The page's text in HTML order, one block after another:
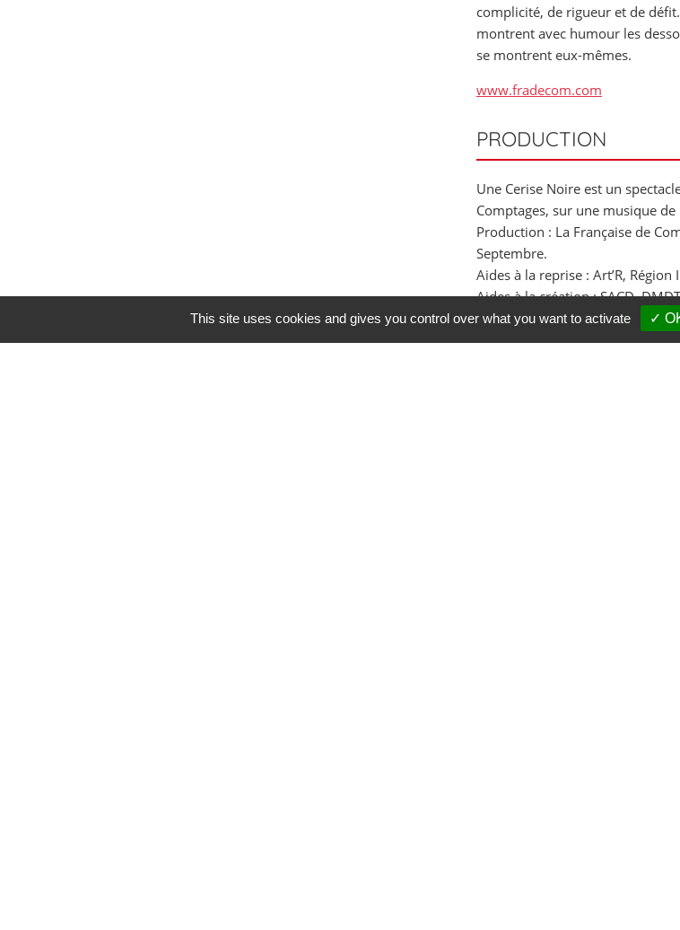
complicité, de rigueur et de
montrent avec humour les
se montrent eux-mêmes.
www.fradecom.com
PRODUCTION
Une Cerise Noire est un
Comptages, sur une musique de
Production : La Française de
Septembre.
Aides à la reprise : Art’R,
Aides à la création : SACD,
Paperie/CNAR d’Angers, Le
Ramonville, l’Usine- lieu
This site uses cookies and gives you control over what you want to activate